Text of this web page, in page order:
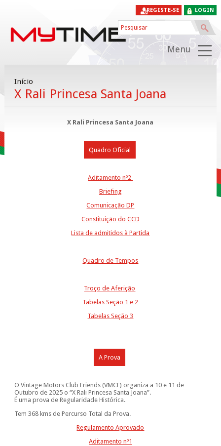
LOGIN
REGISTE-SE
Menu
Início
X Rali Princesa Santa Joana
X Rali Princesa Santa Joana
Quadro Oficial
Aditamento nº2
Briefing
Comunicação DP
Constituição do CCD
Lista de admitidos à Partida
Quadro de Tempos
Troço de Aferição
Tabelas Seção 1 e 2
Tabelas Seção 3
A Prova
O Vintage Motors Club Friends (VMCF) organiza a 10 e 11 de
Outubro de 2025 o “X Rali Princesa Santa Joana”.
É uma prova de Regularidade Histórica.
Tem 368 kms de Percurso Total da Prova.
Regulamento Aprovado
Aditamento nº1